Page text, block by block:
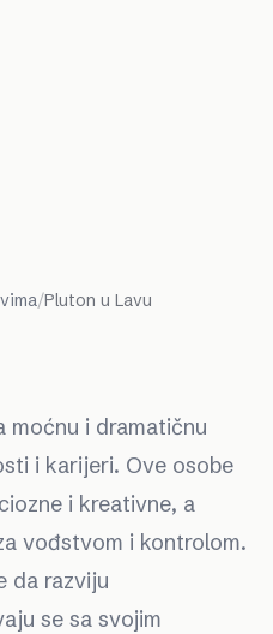
/Pluton u Lavu
moćnu i dramatičnu
i karijeri. Ove osobe
i kreativne, a
vođstvom i kontrolom.
da razviju
se sa svojim